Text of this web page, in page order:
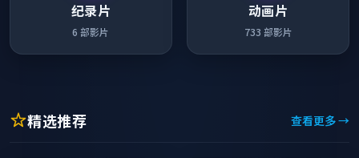
纪录片
6 部影片
动画片
733 部影片
精选推荐 查看更多 →